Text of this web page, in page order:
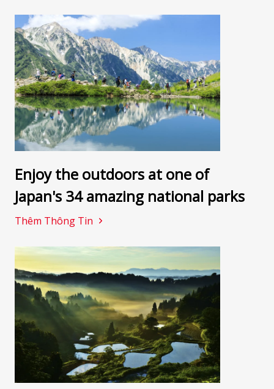
Enjoy the outdoors at one of
Japan's 34 amazing national parks
Thêm Thông Tin